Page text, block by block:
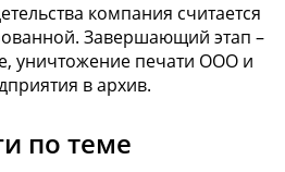
компания считается
Завершающий этап –
уничтожение печати ООО и
в архив.
по теме